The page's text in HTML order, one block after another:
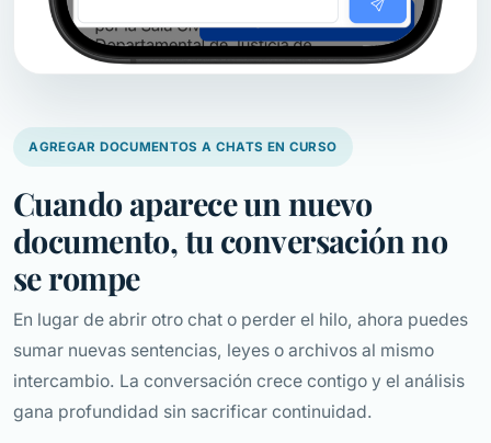
AGREGAR DOCUMENTOS A CHATS EN CURSO
Cuando aparece un nuevo
documento, tu conversación no
se rompe
En lugar de abrir otro chat o perder el hilo, ahora puedes
sumar nuevas sentencias, leyes o archivos al mismo
intercambio. La conversación crece contigo y el análisis
gana profundidad sin sacrificar continuidad.